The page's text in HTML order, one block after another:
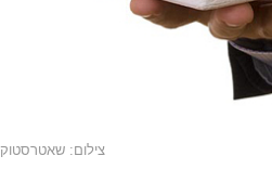
צילום: שאטרסטוק